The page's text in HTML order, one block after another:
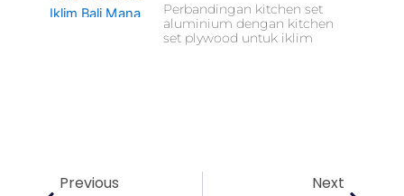
Perbandingan kitchen set
aluminium dengan kitchen
set plywood untuk iklim
Previous Next